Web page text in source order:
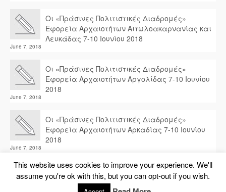
Οι «Πράσινες Πολιτιστικές Διαδρομές»
Εφορεία Αρχαιοτήτων Αιτωλοακαρνανίας και
Λευκάδας 7-10 Ιουνίου 2018
June 7, 2018
Οι «Πράσινες Πολιτιστικές Διαδρομές»
Εφορεία Αρχαιοτήτων Αργολίδας 7-10 Ιουνίου
2018
June 7, 2018
Οι «Πράσινες Πολιτιστικές Διαδρομές»
Εφορεία Αρχαιοτήτων Αρκαδίας 7-10 Ιουνίου
2018
June 7, 2018
This website uses cookies to improve your experience. We'll
assume you're ok with this, but you can opt-out if you wish.